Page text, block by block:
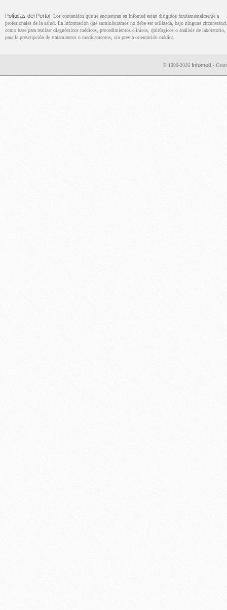
Políticas del Portal . Los contenidos que se encuentran en Infomed están dirigidos fundamentalmente a
profesionales de la salud. La información que suministramos no debe ser utilizada, bajo ninguna
como base para realizar diagnósticos médicos, procedimientos clínicos, quirúrgicos o análisis de laboratorio,
para la prescripción de tratamientos o medicamentos, sin previa orientación médica.
© 1999-2026 Infomed -